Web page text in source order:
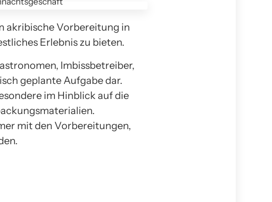
akribische Vorbereitung in
Erlebnis zu bieten.
Imbissbetreiber,
geplante Aufgabe dar.
im Hinblick auf die
mit den Vorbereitungen,